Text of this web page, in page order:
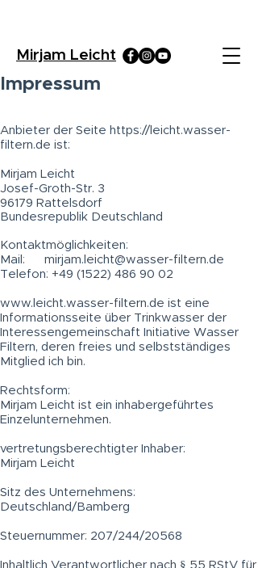
Mirjam Leicht
Impressum
Anbieter der Seite https://leicht.wasser-
filtern.de ist:
Mirjam Leicht
Josef-Groth-Str. 3
96179 Rattelsdorf
Bundesrepublik Deutschland
Kontaktmöglichkeiten:
Mail: mirjam.leicht@wasser-filtern.de
Telefon: +49 (1522) 486 90 02
www.leicht.wasser-filtern.de ist eine
Informationsseite über Trinkwasser der
Interessengemeinschaft Initiative Wasser
Filtern, deren freies und selbstständiges
Mitglied ich bin.
Rechtsform:
Mirjam Leicht ist ein inhabergeführtes
Einzelunternehmen.
vertretungsberechtigter Inhaber:
Mirjam Leicht
Sitz des Unternehmens:
Deutschland/Bamberg
Steuernummer: 207/244/20568
Inhaltlich Verantwortlicher nach § 55 RStV für